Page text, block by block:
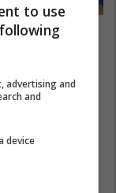
me tronditje
për shkak
e saj në
mete,
të njëjtën
to use
advertising and
and
device